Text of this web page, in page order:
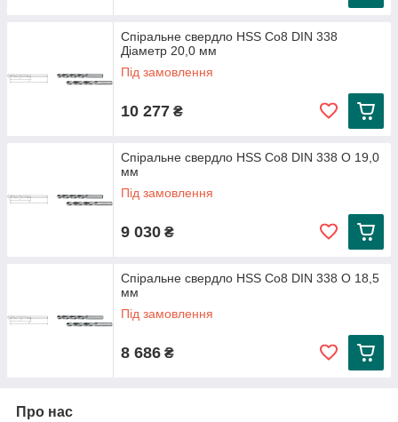
Спіральне свердло HSS Co8 DIN 338
Діаметр 20,0 мм
Під замовлення
10 277 ₴
Спіральне свердло HSS Co8 DIN 338 O 19,0
мм
Під замовлення
9 030 ₴
Спіральне свердло HSS Co8 DIN 338 O 18,5
мм
Під замовлення
8 686 ₴
Про нас